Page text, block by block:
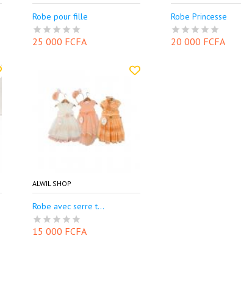
Robe pour fille
25 000 FCFA
Robe Princesse
20 000 FCFA
ALWIL SHOP
Robe avec serre t...
15 000 FCFA